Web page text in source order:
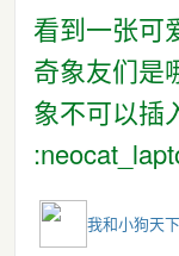
看到一张可
奇象友们是
象不可以插
我和小狗天